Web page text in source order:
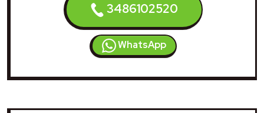
3486102520
WhatsApp